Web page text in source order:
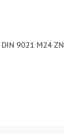
9021 M24 ZN